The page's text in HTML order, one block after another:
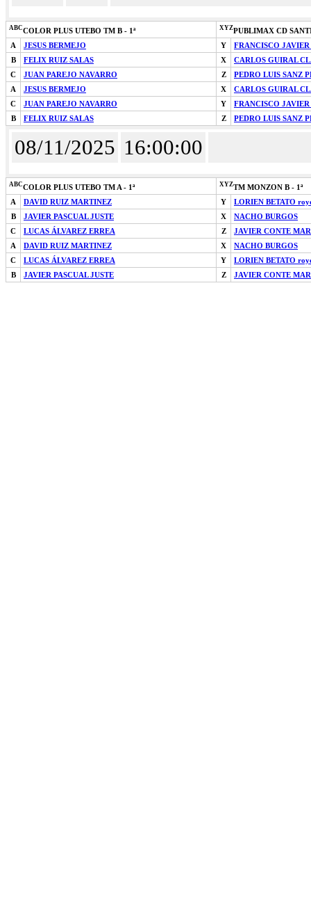
ABCCOLOR PLUS UTEBO TM B - 1ª XYZPUBLIMAX CD
A
JESUS BERMEJO Y
FRANCISCO
B
FELIX RUIZ SALAS X
CARLOS GUIRAL
C
JUAN PAREJO NAVARRO Z
PEDRO LUIS SANZ
A
JESUS BERMEJO X
CARLOS GUIRAL
C
JUAN PAREJO NAVARRO Y
FRANCISCO
B
FELIX RUIZ SALAS Z PEDRO LUIS SANZ
08/11/2025 16:00:00
ABCCOLOR PLUS UTEBO TM A - 1ª XYZTM MONZON B - 1ª
A
DAVID RUIZ MARTINEZ Y
LORIEN BETATO
B
JAVIER PASCUAL JUSTE X
NACHO BURGOS
C
LUCAS ÁLVAREZ ERREA Z
JAVIER CONTE
A
DAVID RUIZ MARTINEZ X
NACHO BURGOS
C
LUCAS ÁLVAREZ ERREA Y
LORIEN BETATO
B
JAVIER PASCUAL JUSTE Z JAVIER CONTE